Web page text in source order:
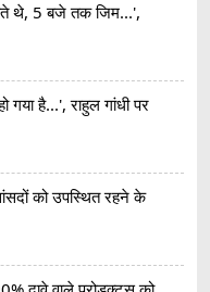
थे, 5 बजे तक जिम...',
है...', राहुल गांधी पर
को उपस्थित रहने के